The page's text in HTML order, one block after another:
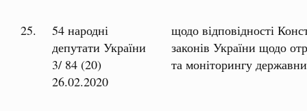
25.
54 народні
депутати України
3/ 84 (20)
26.02.2020
щодо відповідності
законів України щодо
та моніторингу